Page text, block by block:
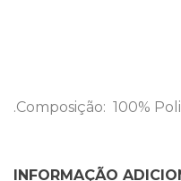
.Composição: 100%
INFORMAÇÃO